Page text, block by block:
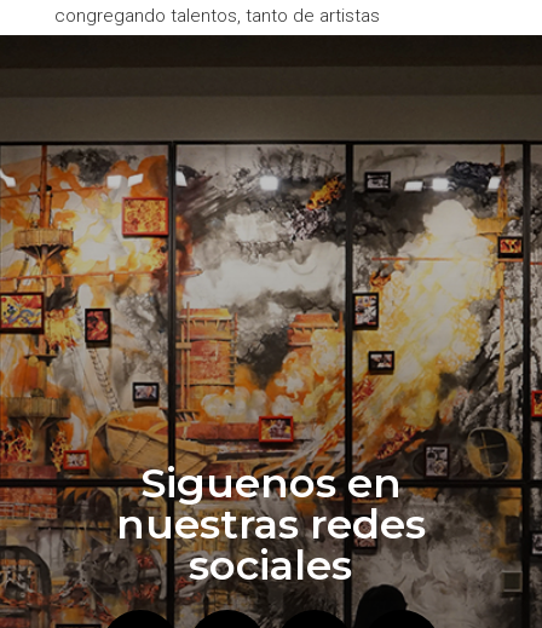
congregando talentos, tanto de artistas
Siguenos en
nuestras redes
sociales